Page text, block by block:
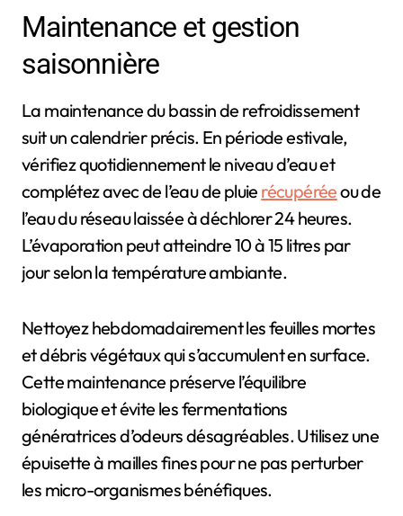
Maintenance et gestion
saisonnière
La maintenance du bassin de refroidissement
suit un calendrier précis. En période estivale,
vérifiez quotidiennement le niveau d’eau et
complétez avec de l’eau de pluie récupéréeou de
l’eau du réseau laissée à déchlorer 24 heures.
L’évaporation peut atteindre 10 à 15 litres par
jour selon la température ambiante.
Nettoyez hebdomadairement les feuilles mortes
et débris végétaux qui s’accumulent en surface.
Cette maintenance préserve l’équilibre
biologique et évite les fermentations
génératrices d’odeurs désagréables. Utilisez une
épuisette à mailles fines pour ne pas perturber
les micro-organismes bénéfiques.